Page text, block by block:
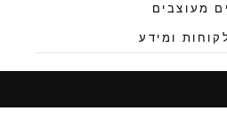
מעוצבים
ומידע